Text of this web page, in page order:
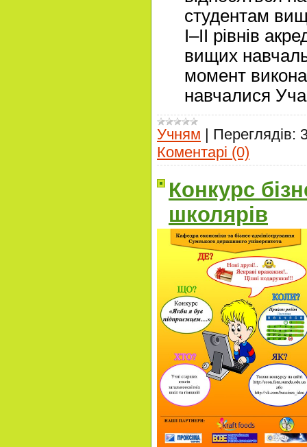
студентам
I–II рівнів
вищих
момент
навчалися
Учням | Переглядів:
Коментарі (0)
Конкурс
школярів